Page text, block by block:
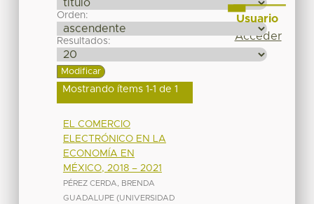
Orden:
Resultados:
Mostrando ítems 1-1 de 1
EL COMERCIO
ELECTRÓNICO EN LA
ECONOMÍA EN
MÉXICO, 2018 – 2021
PÉREZ CERDA, BRENDA
GUADALUPE (UNIVERSIDAD
Usuario
Acceder